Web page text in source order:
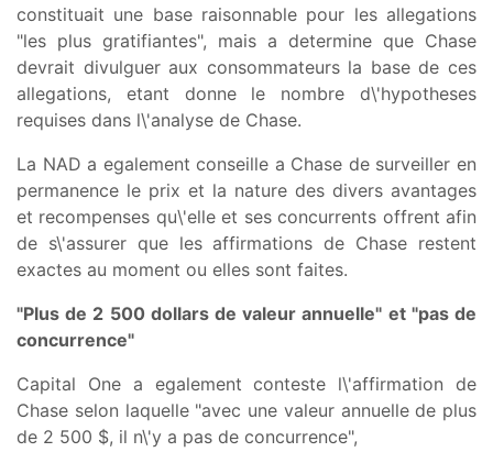
constituait une base raisonnable pour les allegations
"les plus gratifiantes", mais a determine que Chase
devrait divulguer aux consommateurs la base de ces
allegations, etant donne le nombre d\'hypotheses
requises dans l\'analyse de Chase.
La NAD a egalement conseille a Chase de surveiller en
permanence le prix et la nature des divers avantages
et recompenses qu\'elle et ses concurrents offrent afin
de s\'assurer que les affirmations de Chase restent
exactes au moment ou elles sont faites.
"Plus de 2 500 dollars de valeur annuelle" et "pas de
concurrence"
Capital One a egalement conteste l\'affirmation de
Chase selon laquelle "avec une valeur annuelle de plus
de 2 500 $, il n\'y a pas de concurrence",